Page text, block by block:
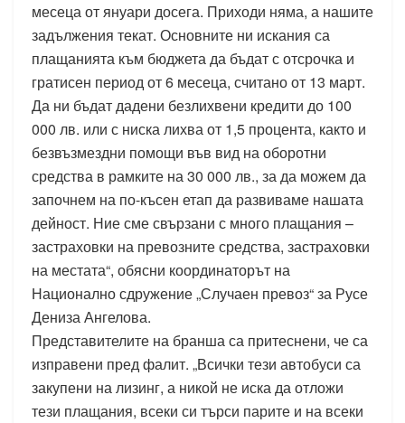
месеца от януари досега. Приходи няма, а нашите
задължения текат. Основните ни искания са
плащанията към бюджета да бъдат с отсрочка и
гратисен период от 6 месеца, считано от 13 март.
Да ни бъдат дадени безлихвени кредити до 100
000 лв. или с ниска лихва от 1,5 процента, както и
безвъзмездни помощи във вид на оборотни
средства в рамките на 30 000 лв., за да можем да
започнем на по-късен етап да развиваме нашата
дейност. Ние сме свързани с много плащания –
застраховки на превозните средства, застраховки
на местата“, обясни координаторът на
Национално сдружение „Случаен превоз“ за Русе
Дениза Ангелова.
Представителите на бранша са притеснени, че са
изправени пред фалит. „Всички тези автобуси са
закупени на лизинг, а никой не иска да отложи
тези плащания, всеки си търси парите и на всеки